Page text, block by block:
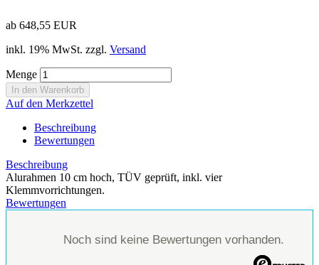
ab 648,55 EUR
inkl. 19% MwSt. zzgl. Versand
Menge
Auf den Merkzettel
Beschreibung
Bewertungen
Beschreibung
Alurahmen 10 cm hoch, TÜV geprüft, inkl. vier
Klemmvorrichtungen.
Bewertungen
Noch sind keine Bewertungen vorhanden.